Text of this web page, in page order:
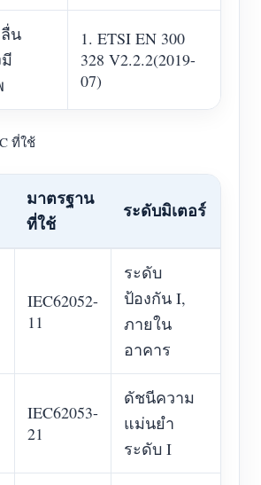
น
1. ETSI EN 300
328 V2.2.2(2019-
07)
ที่ใช้
มาตรฐาน
ที่ใช้
ระดับมิเตอร์
IEC62052-
11
ระดับ
ป้องกัน I,
ภายใน
อาคาร
IEC62053-
21
ดัชนีความ
แม่นยำ
ระดับ I